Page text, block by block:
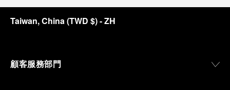
Taiwan, China(TWD $)- ZH
顧客服務部門